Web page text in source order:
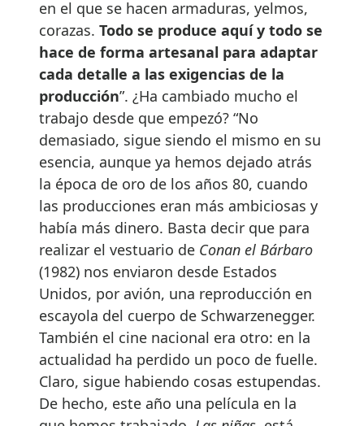
en el que se hacen armaduras, yelmos,
corazas. Todo se produce aquí y todo se
hace de forma artesanal para adaptar
cada detalle a las exigencias de la
producción”. ¿Ha cambiado mucho el
trabajo desde que empezó? “No
demasiado, sigue siendo el mismo en su
esencia, aunque ya hemos dejado atrás
la época de oro de los años 80, cuando
las producciones eran más ambiciosas y
había más dinero. Basta decir que para
realizar el vestuario de Conan el Bárbaro
(1982) nos enviaron desde Estados
Unidos, por avión, una reproducción en
escayola del cuerpo de Schwarzenegger.
También el cine nacional era otro: en la
actualidad ha perdido un poco de fuelle.
Claro, sigue habiendo cosas estupendas.
De hecho, este año una película en la